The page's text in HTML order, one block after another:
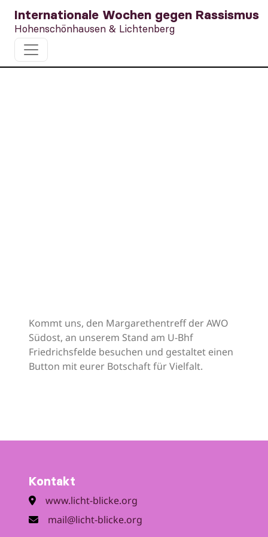
Internationale Wochen gegen Rassismus
Hohenschönhausen & Lichtenberg
Kommt uns, den Margarethentreff der AWO
Südost, an unserem Stand am U-Bhf
Friedrichsfelde besuchen und gestaltet einen
Button mit eurer Botschaft für Vielfalt.
Kontakt
www.licht-blicke.org
mail@licht-blicke.org